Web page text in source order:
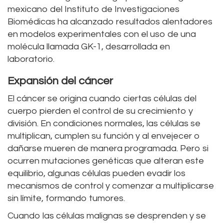
mexicano del Instituto de Investigaciones
Biomédicas ha alcanzado resultados alentadores
en modelos experimentales con el uso de una
molécula llamada GK-1, desarrollada en
laboratorio.
Expansión del cáncer
El cáncer se origina cuando ciertas células del
cuerpo pierden el control de su crecimiento y
división. En condiciones normales, las células se
multiplican, cumplen su función y al envejecer o
dañarse mueren de manera programada. Pero si
ocurren mutaciones genéticas que alteran este
equilibrio, algunas células pueden evadir los
mecanismos de control y comenzar a multiplicarse
sin límite, formando tumores.
Cuando las células malignas se desprenden y se